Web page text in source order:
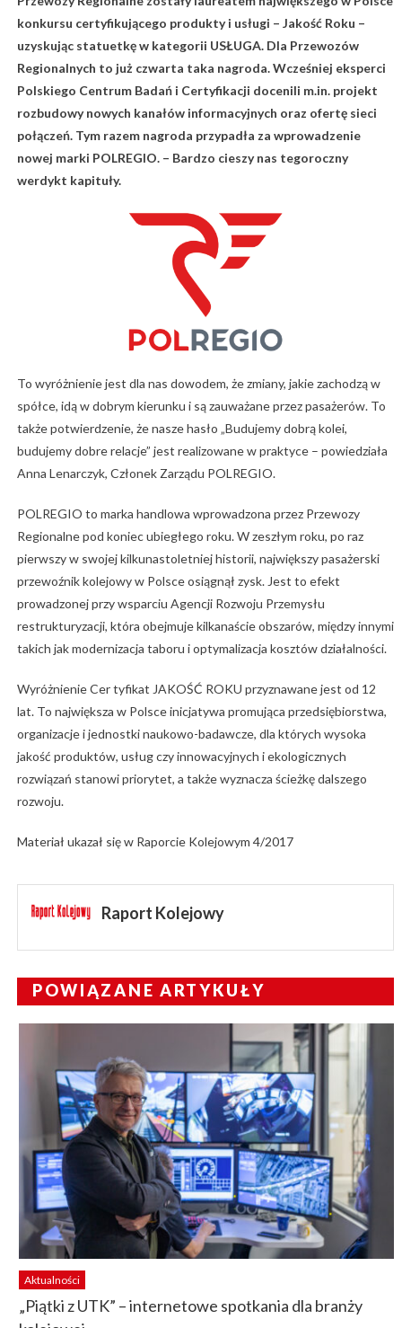
konkursu certyfikującego produkty i usługi – Jakość Roku –
uzyskując statuetkę w kategorii USŁUGA. Dla Przewozów
Regionalnych to już czwarta taka nagroda. Wcześniej eksperci
Polskiego Centrum Badań i Certyfikacji docenili m.in. projekt
rozbudowy nowych kanałów informacyjnych oraz ofertę sieci
połączeń. Tym razem nagroda przypadła za wprowadzenie
nowej marki POLREGIO. – Bardzo cieszy nas tegoroczny
werdykt kapituły.
To wyróżnienie jest dla nas dowodem, że zmiany, jakie zachodzą w
spółce, idą w dobrym kierunku i są zauważane przez pasażerów. To
także potwierdzenie, że nasze hasło „Budujemy dobrą kolei,
budujemy dobre relacje” jest realizowane w praktyce – powiedziała
Anna Lenarczyk, Członek Zarządu POLREGIO.
POLREGIO to marka handlowa wprowadzona przez Przewozy
Regionalne pod koniec ubiegłego roku. W zeszłym roku, po raz
pierwszy w swojej kilkunastoletniej historii, największy pasażerski
przewoźnik kolejowy w Polsce osiągnął zysk. Jest to efekt
prowadzonej przy wsparciu Agencji Rozwoju Przemysłu
restrukturyzacji, która obejmuje kilkanaście obszarów, między innymi
takich jak modernizacja taboru i optymalizacja kosztów działalności.
Wyróżnienie Cer tyfikat JAKOŚĆ ROKU przyznawane jest od 12
lat. To największa w Polsce inicjatywa promująca przedsiębiorstwa,
organizacje i jednostki naukowo-badawcze, dla których wysoka
jakość produktów, usług czy innowacyjnych i ekologicznych
rozwiązań stanowi priorytet, a także wyznacza ścieżkę dalszego
rozwoju.
Materiał ukazał się w Raporcie Kolejowym 4/2017
Raport Kolejowy
POWIĄZANE ARTYKUŁY
Aktualności
„Piątki z UTK” – internetowe spotkania dla branży